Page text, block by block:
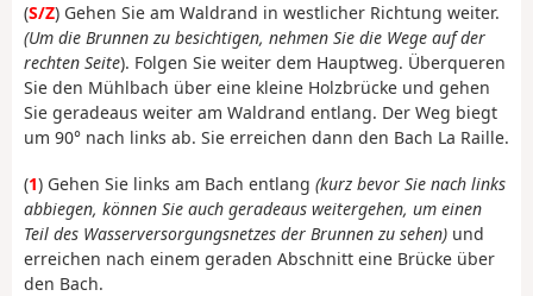
(S/Z) Gehen Sie am Waldrand in westlicher Richtung weiter.
(Um die Brunnen zu besichtigen, nehmen Sie die Wege auf der
rechten Seite). Folgen Sie weiter dem Hauptweg. Überqueren
Sie den Mühl­bach über eine kleine Holzbrücke und gehen
Sie geradeaus weiter am Waldrand entlang. Der Weg biegt
um 90° nach links ab. Sie erreichen dann den Bach La Raille.
(1) Gehen Sie links am Bach entlang (kurz bevor Sie nach links
abbiegen, können Sie auch geradeaus weitergehen, um einen
Teil des Wasserversorgungsnetzes der Brunnen zu sehen) und
erreichen nach einem geraden Abschnitt eine Brücke über
den Bach.